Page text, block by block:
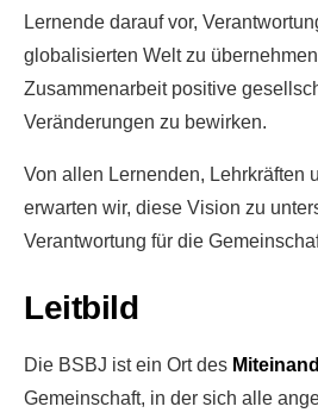
Lernende darauf vor,
globalisierten Welt zu
Zusammenarbeit positive
Veränderungen zu bewirken.
Von allen Lernenden, Lehrkräften
erwarten wir, diese Vision zu
Verantwortung für die
Leitbild
Die BSBJ ist ein Ort des
Gemeinschaft, in der sich alle